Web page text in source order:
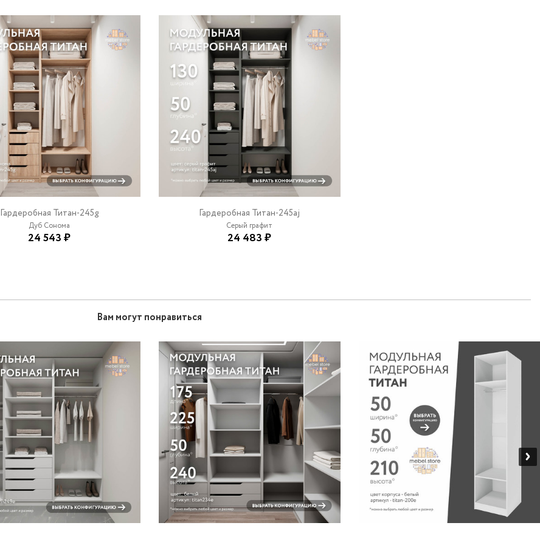
Гардеробная Титан-245g
Дуб Сонома
24 543 ₽
Гардеробная Титан-245aj
Серый графит
24 483 ₽
Вам могут понравиться